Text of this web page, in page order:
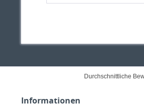
Durchschnittliche
Informationen